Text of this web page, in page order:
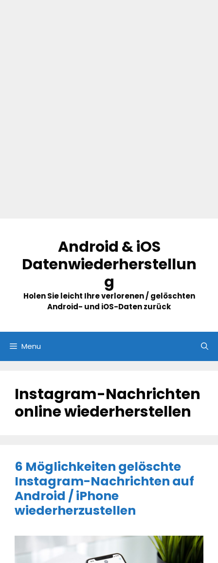
content
Android & iOS
Datenwiederherstellun
g
Holen Sie leicht Ihre verlorenen / gelöschten
Android- und iOS-Daten zurück
Menu
Instagram-Nachrichten
online wiederherstellen
6 Möglichkeiten gelöschte
Instagram-Nachrichten auf
Android / iPhone
wiederherzustellen